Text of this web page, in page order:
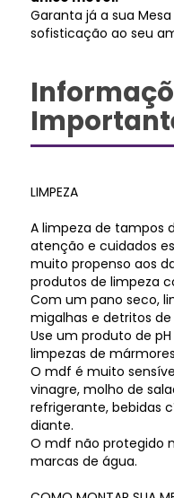
Garanta já a sua
sofisticação ao seu
LIMPEZA
A limpeza de tampos
atenção e cuidados
muito propenso aos
produtos de limpeza
Com um pano seco,
migalhas e detritos
Use um produto de
limpezas de
O mdf é muito
vinagre, molho de
refrigerante, bebidas
diante.
O mdf não protegido
marcas de água.